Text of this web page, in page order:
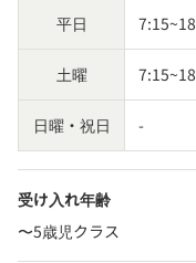
平日
土曜
日曜・祝日 -
受け入れ年齢
〜5歳児クラス